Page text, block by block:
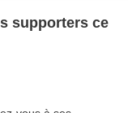
supporters ce